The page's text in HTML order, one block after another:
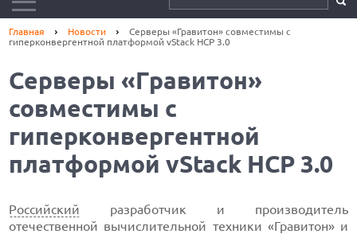
Главная Новости
Серверы «Гравитон» совместимы с
гиперконвергентной платформой vStack HCP 3.0
Серверы «Гравитон»
совместимы с
гиперконвергентной
платформой vStack HCP 3.0
Российский разработчик и производитель
отечественной вычислительной техники «Гравитон» и